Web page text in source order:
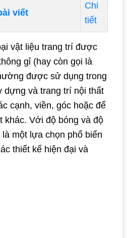
viết
Chi
tiết
vật liệu trang trí được
gỉ (hay còn gọi là
được sử dụng trong
dựng và trang trí nội thất
cạnh, viền, góc hoặc để
khác. Với độ bóng và độ
một lựa chọn phổ biến
thiết kế hiện đại và